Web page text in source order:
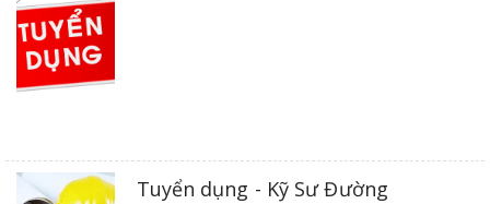
Tuyển dụng - Kỹ Sư Đường